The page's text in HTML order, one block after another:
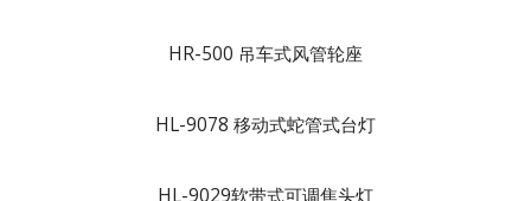
HR-500 吊车式风管轮座
HL-9078 移动式蛇管式台灯
HL-9029软带式可调焦头灯